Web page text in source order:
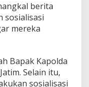
berita
sosialisasi
mereka
Bapak Kapolda
Selain itu,
sosialisasi